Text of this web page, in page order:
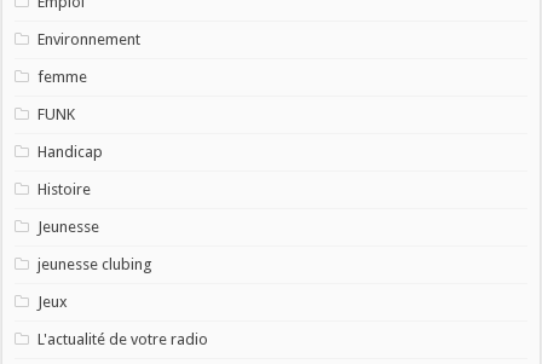
Environnement
femme
FUNK
Handicap
Histoire
Jeunesse
jeunesse clubing
Jeux
L'actualité de votre radio